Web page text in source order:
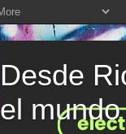
Desde
el mundo